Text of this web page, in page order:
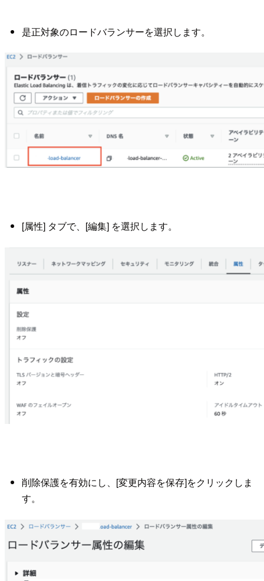
是正対象のロードバランサーを選択します。
[属性] タブで、[編集] を選択します。
削除保護を有効にし、[変更内容を保存]をクリックしま
す。